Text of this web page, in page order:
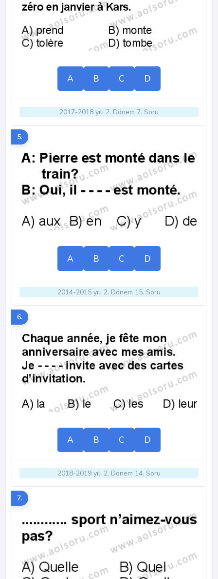
A B C D
2017-2018 yılı 2. Dönem 7. Soru
5.
A B C D
2014-2015 yılı 2. Dönem 15. Soru
6.
A B C D
2018-2019 yılı 2. Dönem 14. Soru
7.